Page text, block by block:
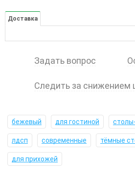
Доставка
Задать вопрос
Следить за снижением
бежевый для гостиной
лдсп современные тёмные
для прихожей